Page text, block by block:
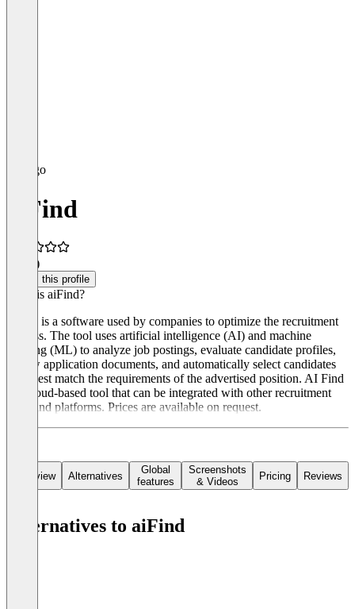
aiFind
(2)
Claim this profile
What is aiFind?
aiFind is a software used by companies to optimize the recruitment
process. The tool uses artificial intelligence (AI) and machine
learning (ML) to analyze job postings, evaluate candidate profiles,
review application documents, and automatically select candidates
who best match the requirements of the advertised position. AI Find
is a cloud-based tool that can be integrated with other recruitment
tools and platforms. Prices are available on request.
Overview Alternatives
Global
features
Screenshots
& Videos
Pricing Reviews
Alternatives to aiFind